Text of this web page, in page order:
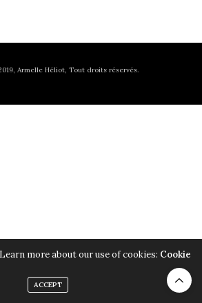
Armelle Héliot, Tout droits réservés.
more about our use of cookies: Cookie
ACCEPT